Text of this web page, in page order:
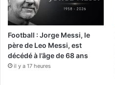
Football : Jorge Messi, le
père de Leo Messi, est
décédé à l’âge de 68 ans
il y a 17 heures